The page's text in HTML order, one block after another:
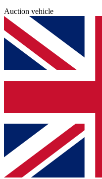
Auction vehicle